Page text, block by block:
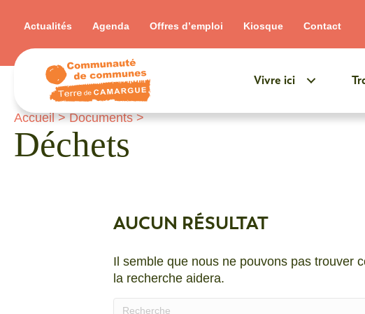
Actualités Agenda Offres d’emploi Kiosque
Contact
Vivre ici
Accueil>Documents>
Déchets
AUCUN RÉSULTAT
Il semble que nous ne pouvons pas trouver
la recherche aidera.